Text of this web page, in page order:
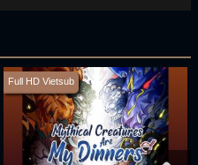
Full HD Vietsub